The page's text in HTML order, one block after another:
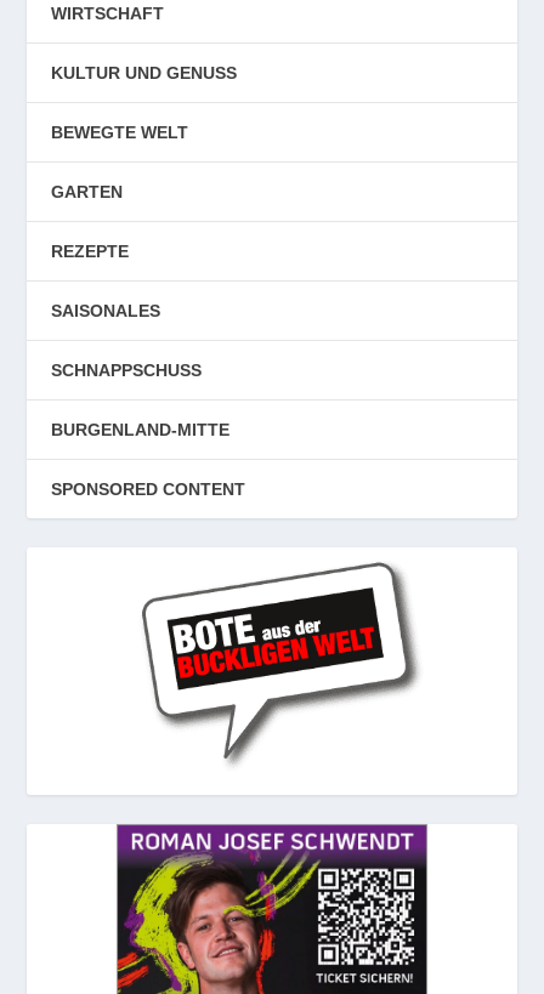
WIRTSCHAFT
KULTUR UND GENUSS
BEWEGTE WELT
GARTEN
REZEPTE
SAISONALES
SCHNAPPSCHUSS
BURGENLAND-MITTE
SPONSORED CONTENT